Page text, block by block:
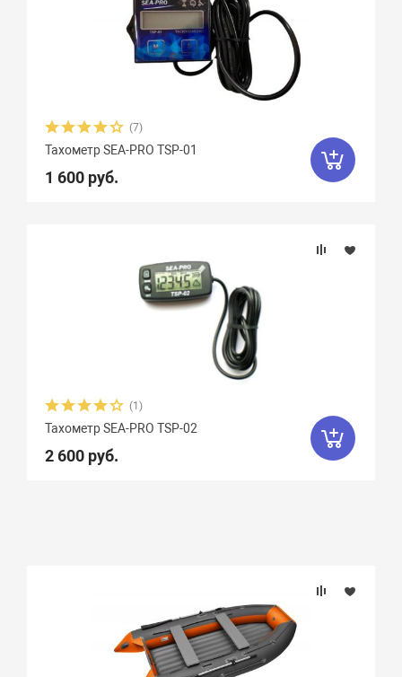
(7)
Тахометр SEA-PRO TSP-01
1 600 руб.
(1)
Тахометр SEA-PRO TSP-02
2 600 руб.